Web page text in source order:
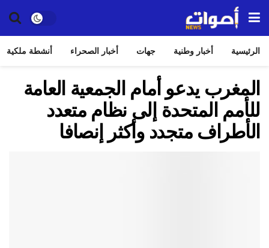
الرئيسية أخبار وطنية جهات أخبار الصحراء أنشطة ملكية
المغرب يدعو أمام الجمعية العامة
للأمم المتحدة إلى نظام متعدد
الأطراف متجدد وأكثر إنصافا